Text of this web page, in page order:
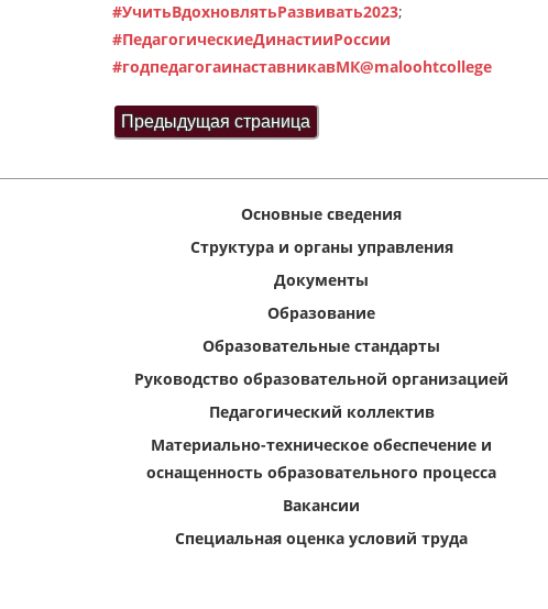
#УчитьВдохновлятьРазвивать2023;
#ПедагогическиеДинастииРоссии
#годпедагогаинаставникавМК@maloohtcollege
Основные сведения
Структура и органы управления
Документы
Образование
Образовательные стандарты
Руководство образовательной организацией
Педагогический коллектив
Материально-техническое обеспечение и
оснащенность образовательного процесса
Вакансии
Специальная оценка условий труда